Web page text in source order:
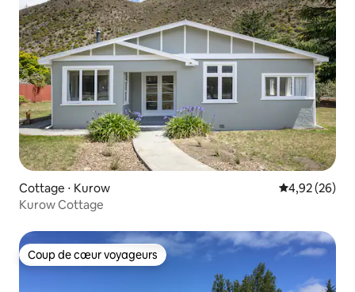
Cottage ⋅ Kurow Évaluation
4,92 (26)
Kurow Cottage
Coup de cœur voyageurs
Coup de cœur voyageurs